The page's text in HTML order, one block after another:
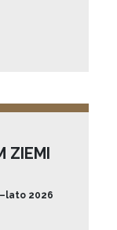
ZIEMI
2026